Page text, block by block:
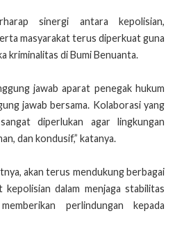
sinergi antara kepolisian,
masyarakat terus diperkuat guna
kriminalitas di Bumi Benuanta.
jawab aparat penegak hukum
jawab bersama. Kolaborasi yang
diperlukan agar lingkungan
dan kondusif,” katanya.
akan terus mendukung berbagai
kepolisian dalam menjaga stabilitas
perlindungan kepada